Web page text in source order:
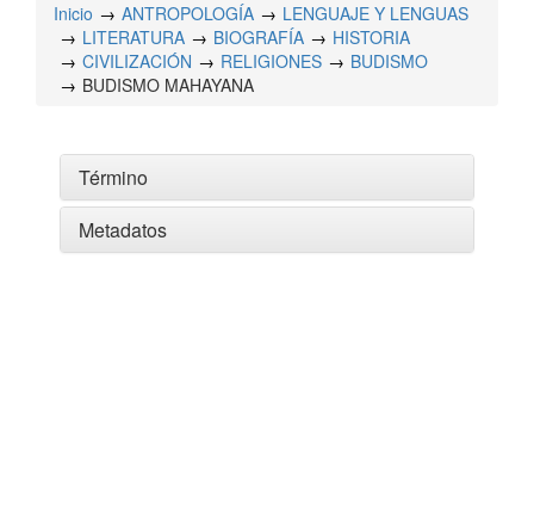
Inicio ANTROPOLOGÍA
LENGUAJE Y LENGUAS
LITERATURA
BIOGRAFÍA
HISTORIA
CIVILIZACIÓN
RELIGIONES
BUDISMO
BUDISMO MAHAYANA
Término
Metadatos